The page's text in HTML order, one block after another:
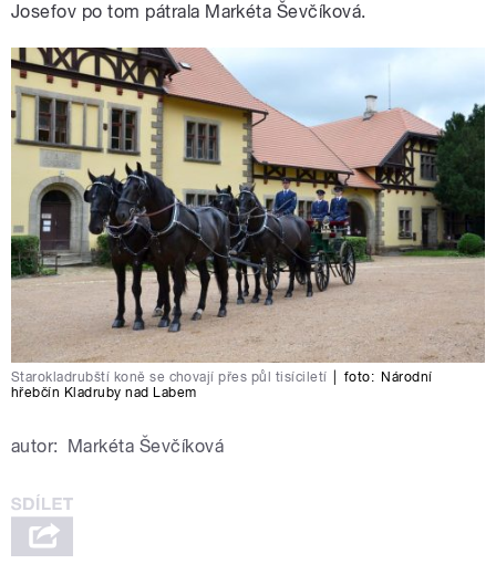
Josefov po tom pátrala Markéta Ševčíková.
Starokladrubští koně se chovají přes půl tisíciletí foto: Národní
hřebčín Kladruby nad Labem
autor: Markéta Ševčíková